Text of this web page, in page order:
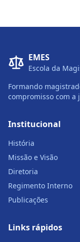
EMES
Escola da
Formando
compromisso com a
Institucional
História
Missão e Visão
Diretoria
Regimento Interno
Publicações
Links rápidos